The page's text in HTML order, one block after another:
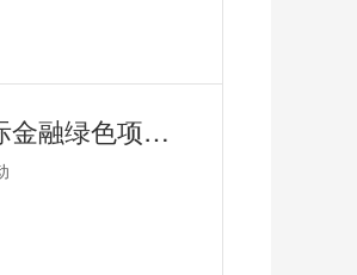
绿色推广 | 鑫钻股份受邀出席能效电厂模式推广暨国际金融绿色项目合作对接交流活动